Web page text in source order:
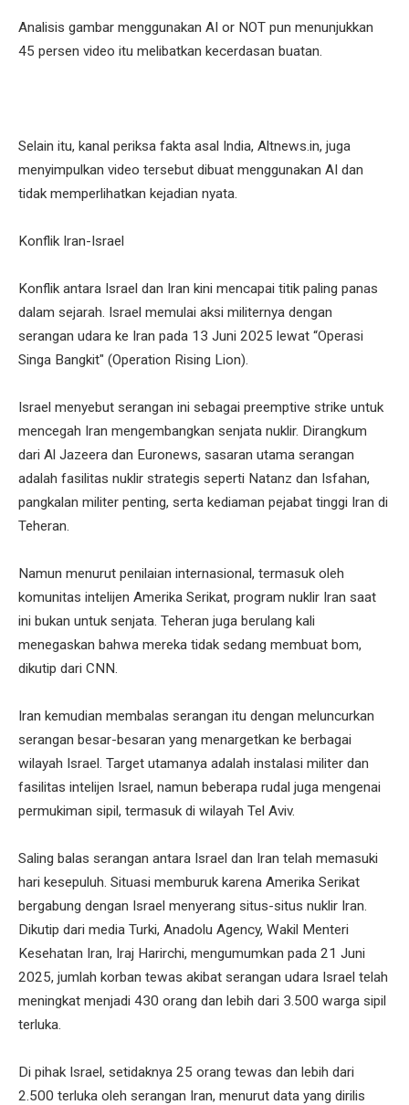
Analisis gambar menggunakan AI or NOT pun menunjukkan
45 persen video itu melibatkan kecerdasan buatan.
Selain itu, kanal periksa fakta asal India, Altnews.in, juga
menyimpulkan video tersebut dibuat menggunakan AI dan
tidak memperlihatkan kejadian nyata.
Konflik Iran-Israel
Konflik antara Israel dan Iran kini mencapai titik paling panas
dalam sejarah. Israel memulai aksi militernya dengan
serangan udara ke Iran pada 13 Juni 2025 lewat “Operasi
Singa Bangkit" (Operation Rising Lion).
Israel menyebut serangan ini sebagai preemptive strike untuk
mencegah Iran mengembangkan senjata nuklir. Dirangkum
dari Al Jazeera dan Euronews, sasaran utama serangan
adalah fasilitas nuklir strategis seperti Natanz dan Isfahan,
pangkalan militer penting, serta kediaman pejabat tinggi Iran di
Teheran.
Namun menurut penilaian internasional, termasuk oleh
komunitas intelijen Amerika Serikat, program nuklir Iran saat
ini bukan untuk senjata. Teheran juga berulang kali
menegaskan bahwa mereka tidak sedang membuat bom,
dikutip dari CNN.
Iran kemudian membalas serangan itu dengan meluncurkan
serangan besar-besaran yang menargetkan ke berbagai
wilayah Israel. Target utamanya adalah instalasi militer dan
fasilitas intelijen Israel, namun beberapa rudal juga mengenai
permukiman sipil, termasuk di wilayah Tel Aviv.
Saling balas serangan antara Israel dan Iran telah memasuki
hari kesepuluh. Situasi memburuk karena Amerika Serikat
bergabung dengan Israel menyerang situs-situs nuklir Iran.
Dikutip dari media Turki, Anadolu Agency, Wakil Menteri
Kesehatan Iran, Iraj Harirchi, mengumumkan pada 21 Juni
2025, jumlah korban tewas akibat serangan udara Israel telah
meningkat menjadi 430 orang dan lebih dari 3.500 warga sipil
terluka.
Di pihak Israel, setidaknya 25 orang tewas dan lebih dari
2.500 terluka oleh serangan Iran, menurut data yang dirilis